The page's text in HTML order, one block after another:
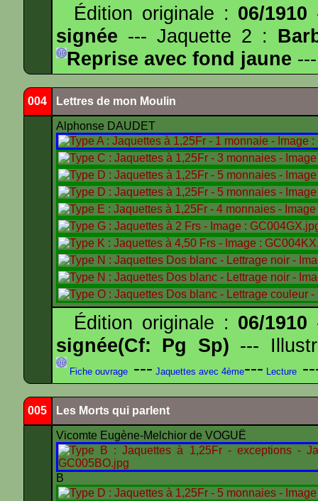
Édition originale : 06/1910
signée --- Jaquette 2 :
Reprise avec fond jaune ---
004 Lettres de mon Moulin
Alphonse DAUDET
Édition originale : 06/1910
signée(Cf: Pg Sp) ---
Fiche ouvrage --- Jaquettes avec 4ème--- Lecture
005 Les Morts qui parlent
Vicomte Eugène-Melchior de VOGUË
B